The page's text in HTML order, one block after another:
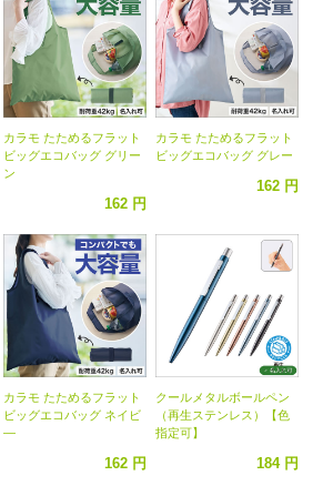
カラモ たためるフラット
ビッグエコバッグ グリー
ン
162 円
カラモ たためるフラット
ビッグエコバッグ グレー
162 円
カラモ たためるフラット
ビッグエコバッグ ネイビ
―
162 円
クールメタルボールペン
（再生ステンレス）【色
指定可】
184 円